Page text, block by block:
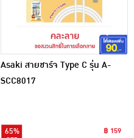
Asaki สายชาร์จ Type C รุ่น A-
SCC8017
65%
฿ 159